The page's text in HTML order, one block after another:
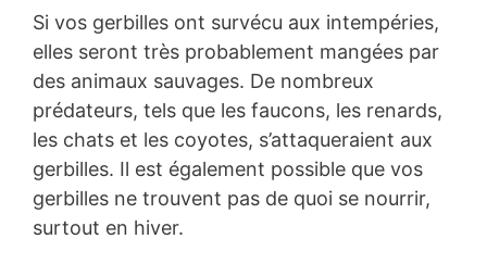
Si vos gerbilles ont survécu aux intempéries,
elles seront très probablement mangées par
des animaux sauvages. De nombreux
prédateurs, tels que les faucons, les renards,
les chats et les coyotes, s’attaqueraient aux
gerbilles. Il est également possible que vos
gerbilles ne trouvent pas de quoi se nourrir,
surtout en hiver.